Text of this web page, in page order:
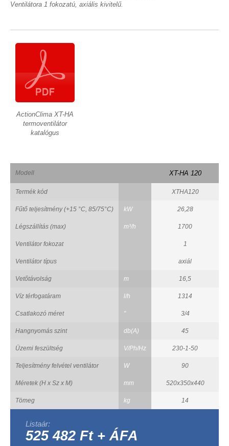
Ventilátora 1 fokozatú, axiális kivitelű.
ActionClima XT-HA
termoventilátor
katalógus
Modell XT-HA 120
Termék kód XTHA120
Fűtő teljesítmény (+15 °C, 85/75°C) kW 26,28
Légszállítás (max) m³/h 1700
Ventilátor fokozat 1
Ventilátor típus axiál
Vetőtávolság m 16,5
Víz térfogatáram l/h 1314
Csatlakozó méret " 3/4
Hangnyomás szint db(A) 45
Üzemi feszültség V/Ph/Hz 230-1-50
Teljesítmény felvétel ventilátor W 90
Méretek (H x Sz x M) mm 520x350x440
Tömeg kg 14
Listaár:
525 482 Ft + ÁFA